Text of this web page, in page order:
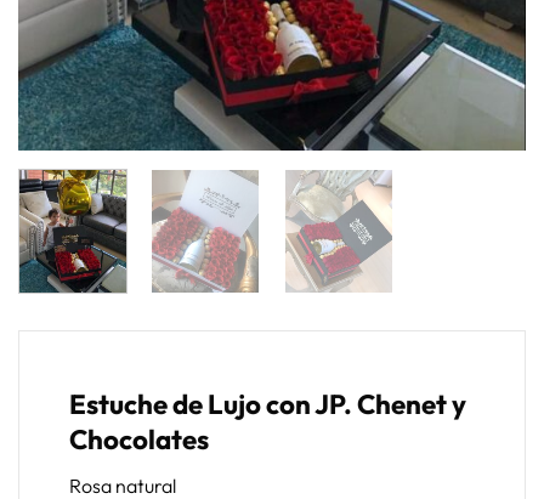
Estuche de Lujo con JP. Chenet y
Chocolates
Rosa natural